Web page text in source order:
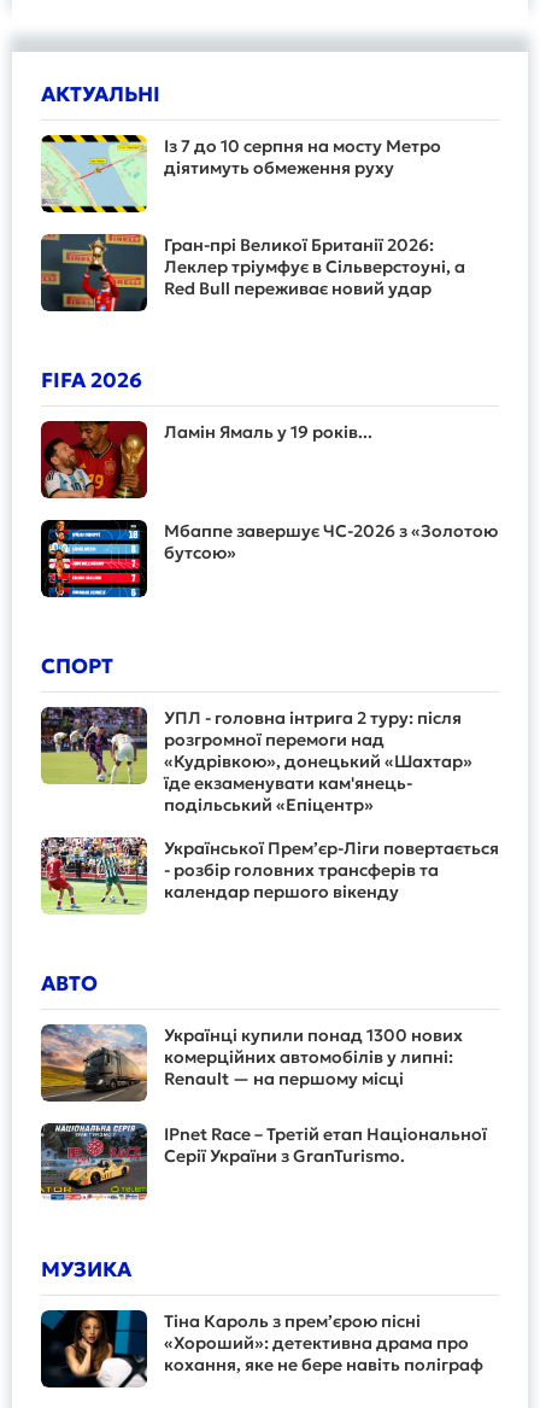
АКТУАЛЬНІ
Із 7 до 10 серпня на мосту Метро
діятимуть обмеження руху
Гран-прі Великої Британії 2026:
Леклер тріумфує в Сільверстоуні, а
Red Bull переживає новий удар
FIFA 2026
Ламін Ямаль у 19 років...
Мбаппе завершує ЧС-2026 з «Золотою
бутсою»
СПОРТ
УПЛ - головна інтрига 2 туру: після
розгромної перемоги над
«Кудрівкою», донецький «Шахтар»
їде екзаменувати кам'янець-
подільський «Епіцентр»
Української Прем’єр-Ліги повертається
- розбір головних трансферів та
календар першого вікенду
АВТО
Українці купили понад 1300 нових
комерційних автомобілів у липні:
Renault — на першому місці
IPnet Race – Третій етап Національної
Серії України з GranTurismo.
МУЗИКА
Тіна Кароль з прем’єрою пісні
«Хороший»: детективна драма про
кохання, яке не бере навіть поліграф